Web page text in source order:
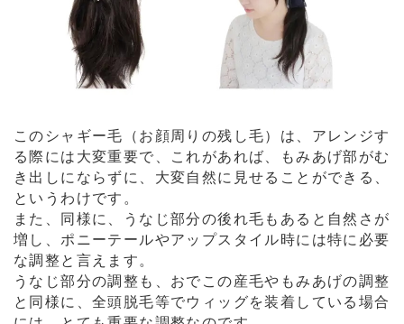
このシャギー毛（お顔周りの残し毛）は、アレンジす
る際には大変重要で、これがあれば、もみあげ部がむ
き出しにならずに、大変自然に見せることができる、
というわけです。
また、同様に、うなじ部分の後れ毛もあると自然さが
増し、ポニーテールやアップスタイル時には特に必要
な調整と言えます。
うなじ部分の調整も、おでこの産毛やもみあげの調整
と同様に、全頭脱毛等でウィッグを装着している場合